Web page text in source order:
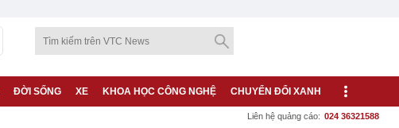
ĐỜI SỐNG XE KHOA HỌC CÔNG NGHỆ CHUYỂN ĐỔI XANH
Liên hệ quảng cáo: 024 36321588